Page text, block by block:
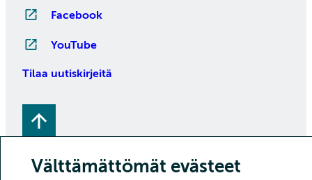
Välttämättömät evästeet
Facebook
YouTube
Tilaa uutiskirjeitä